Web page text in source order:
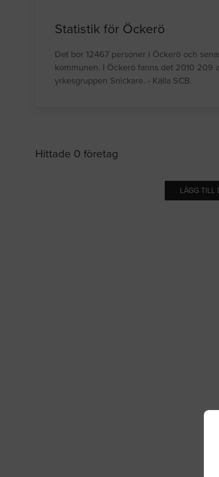
Statistik för Öckerö
Det bor 12467 personer i Öckerö och
kommunen. I Öckerö fanns det 2010 209
yrkesgruppen Snickare. - Källa SCB.
Hittade 0 företag
LÄGG TILL